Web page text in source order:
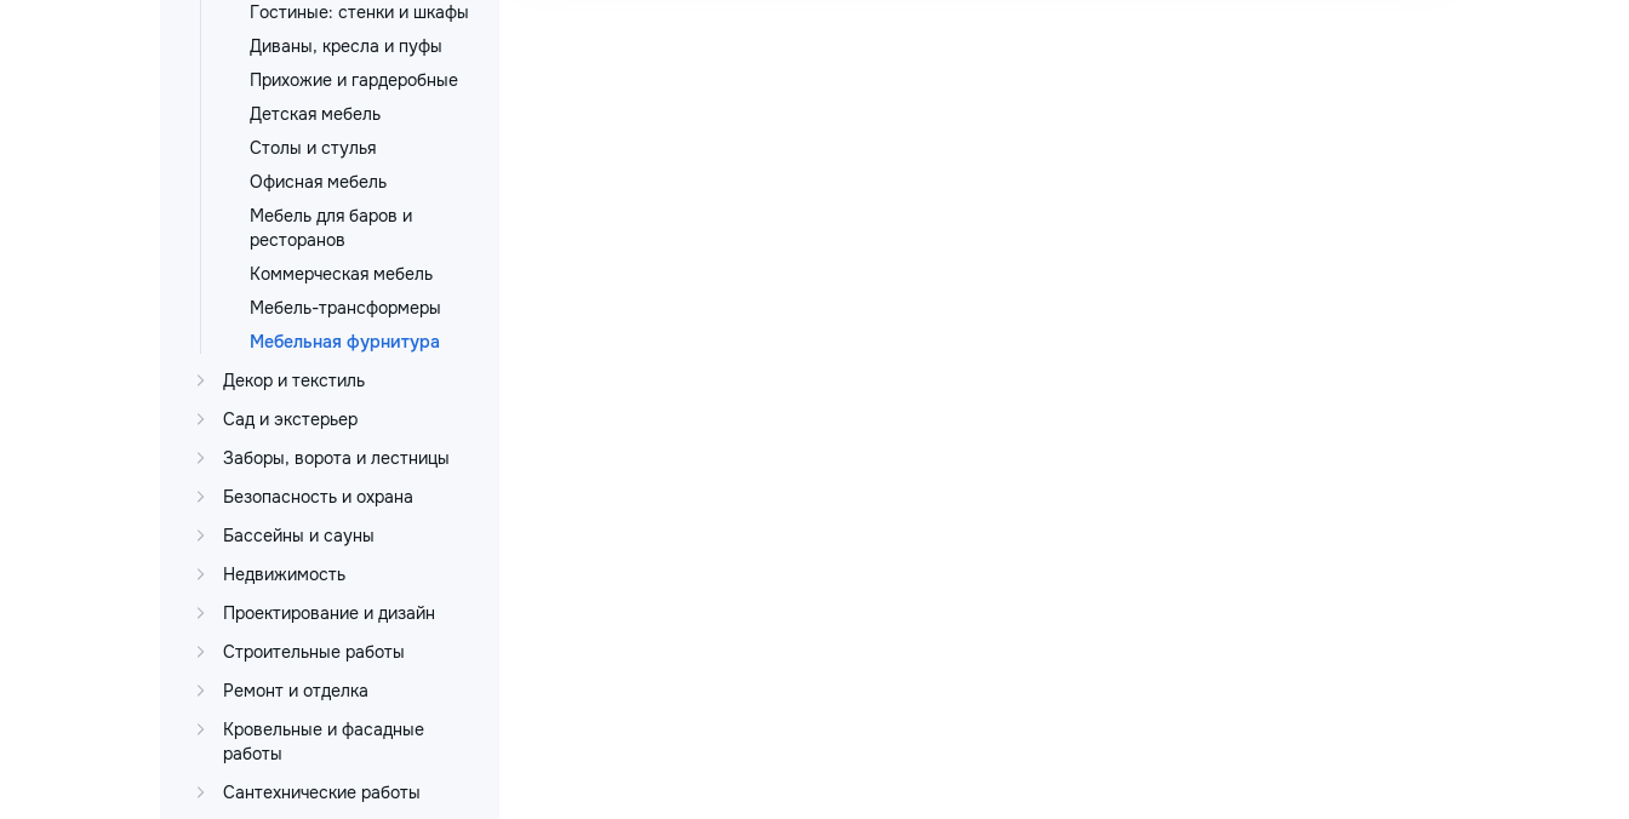
Гостиные: стенки и шкафы
Диваны, кресла и пуфы
Прихожие и гардеробные
Детская мебель
Столы и стулья
Офисная мебель
Мебель для баров и
ресторанов
Коммерческая мебель
Мебель-трансформеры
Мебельная фурнитура
Декор и текстиль
Сад и экстерьер
Заборы, ворота и лестницы
Безопасность и охрана
Бассейны и сауны
Недвижимость
Проектирование и дизайн
Строительные работы
Ремонт и отделка
Кровельные и фасадные
работы
Сантехнические работы